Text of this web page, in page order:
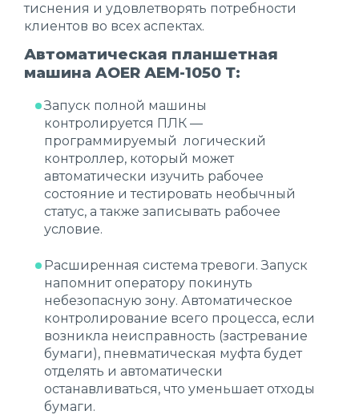
тиснения и удовлетворять потребности
клиентов во всех аспектах.
Автоматическая планшетная
машина AOER АЕМ-1050 Т:
Запуск полной машины
контролируется ПЛК —
программируемый логический
контроллер, который может
автоматически изучить рабочее
состояние и тестировать необычный
статус, а также записывать рабочее
условие.
Расширенная система тревоги. Запуск
напомнит оператору покинуть
небезопасную зону. Автоматическое
контролирование всего процесса, если
возникла неисправность (застревание
бумаги), пневматическая муфта будет
отделять и автоматически
останавливаться, что уменьшает отходы
бумаги.